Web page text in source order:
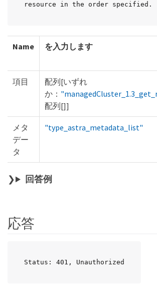
resource in the order specified.
Name を入力します
項目
配列[いずれ
か：
配列[]]
メタ
デー
タ
"type_astra_metadata_list"
回答例
応答
Status: 401, Unauthorized